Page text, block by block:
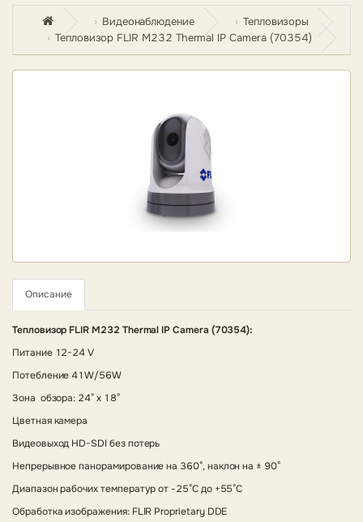
Видеонаблюдение
Тепловизоры
Тепловизор FLIR M232 Thermal IP Camera (70354)
Описание
Тепловизор FLIR M232 Thermal IP Camera (70354):
Питание 12-24 V
Потебление 41W/56W
Зона обзора: 24° x 18°
Цветная камера
Видеовыход HD-SDI без потерь
Непрерывное панорамирование на 360°, наклон на ± 90°
Диапазон рабочих температур от -25°C до +55°C
Обработка изображения: FLIR Proprietary DDE